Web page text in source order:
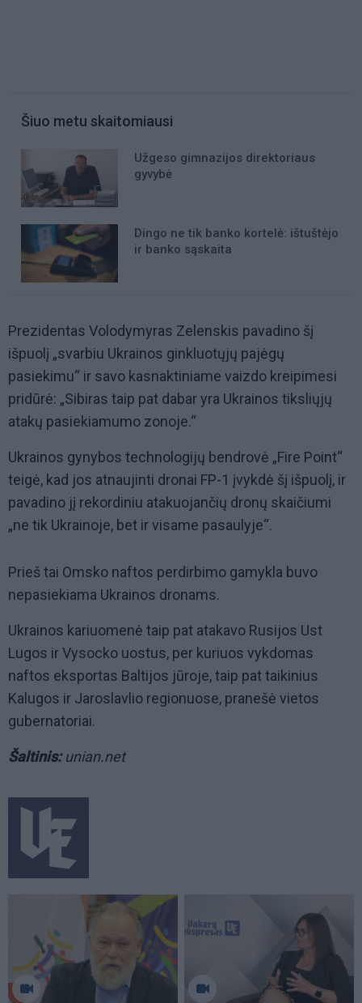
Šiuo metu skaitomiausi
Užgeso gimnazijos direktoriaus
gyvybė
Dingo ne tik banko kortelė: ištuštėjo
ir banko sąskaita
Prezidentas Volodymyras Zelenskis pavadino šį
išpuolį „svarbiu Ukrainos ginkluotųjų pajėgų
pasiekimu“ ir savo kasnaktiniame vaizdo kreipimesi
pridūrė: „Sibiras taip pat dabar yra Ukrainos tiksliųjų
atakų pasiekiamumo zonoje.“
Ukrainos gynybos technologijų bendrovė „Fire Point“
teigė, kad jos atnaujinti dronai FP-1 įvykdė šį išpuolį, ir
pavadino jį rekordiniu atakuojančių dronų skaičiumi
„ne tik Ukrainoje, bet ir visame pasaulyje“.
Prieš tai Omsko naftos perdirbimo gamykla buvo
nepasiekiama Ukrainos dronams.
Ukrainos kariuomenė taip pat atakavo Rusijos Ust
Lugos ir Vysocko uostus, per kuriuos vykdomas
naftos eksportas Baltijos jūroje, taip pat taikinius
Kalugos ir Jaroslavlio regionuose, pranešė vietos
gubernatoriai.
Šaltinis:unian.net